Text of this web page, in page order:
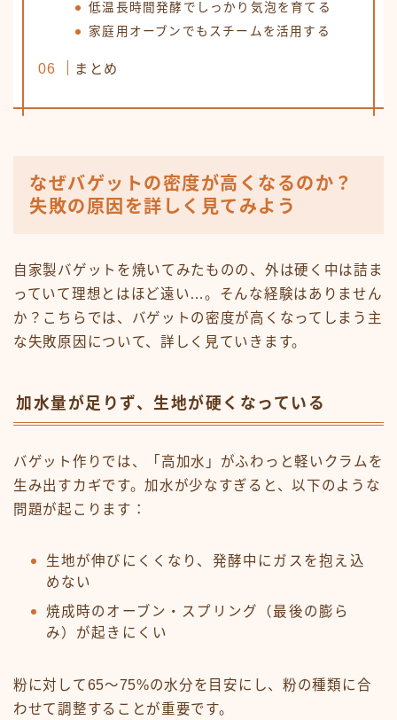
低温長時間発酵でしっかり気泡を育てる
家庭用オーブンでもスチームを活用する
まとめ
なぜバゲットの密度が高くなるのか？
失敗の原因を詳しく見てみよう
自家製バゲットを焼いてみたものの、外は硬く中は詰ま
っていて理想とはほど遠い…。そんな経験はありません
か？こちらでは、バゲットの密度が高くなってしまう主
な失敗原因について、詳しく見ていきます。
加水量が足りず、生地が硬くなっている
バゲット作りでは、「高加水」がふわっと軽いクラムを
生み出すカギです。加水が少なすぎると、以下のような
問題が起こります：
生地が伸びにくくなり、発酵中にガスを抱え込
めない
焼成時のオーブン・スプリング（最後の膨ら
み）が起きにくい
粉に対して65～75%の水分を目安にし、粉の種類に合
わせて調整することが重要です。